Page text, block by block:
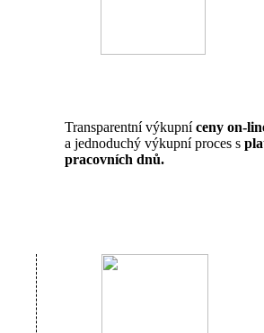
Transparentní výkupníceny on-
a jednoduchý výkupní proces s
pracovních dnů.